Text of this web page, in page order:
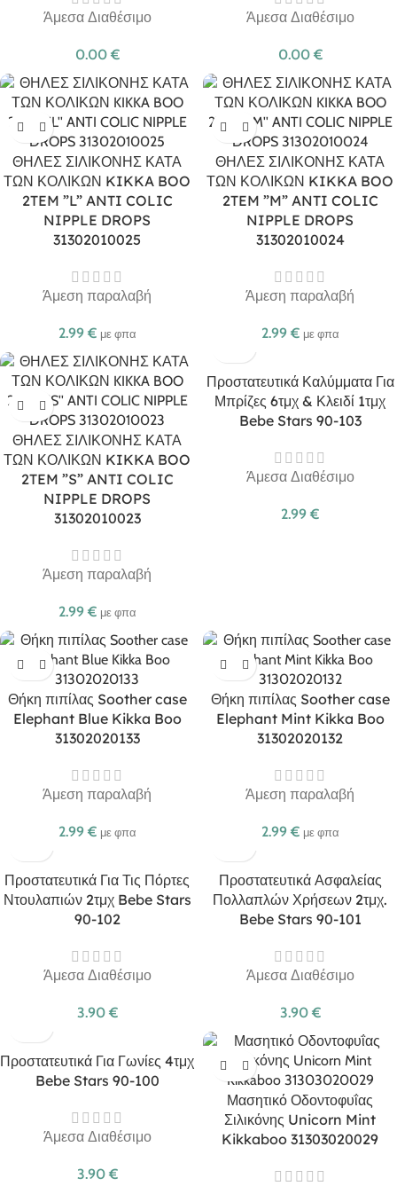
Άμεσα Διαθέσιμο
0.00 €
Άμεσα Διαθέσιμο
0.00 €
ΘΗΛΕΣ ΣΙΛΙΚΟΝΗΣ ΚΑΤΑ
ΤΩΝ ΚΟΛΙΚΩΝ KIKKA BOO
2TEM ”L” ANTI COLIC
NIPPLE DROPS
31302010025
Άμεση παραλαβή
2.99 € με φπα
ΘΗΛΕΣ ΣΙΛΙΚΟΝΗΣ ΚΑΤΑ
ΤΩΝ ΚΟΛΙΚΩΝ KIKKA BOO
2TEM ”M” ANTI COLIC
NIPPLE DROPS
31302010024
Άμεση παραλαβή
2.99 € με φπα
ΘΗΛΕΣ ΣΙΛΙΚΟΝΗΣ ΚΑΤΑ
ΤΩΝ ΚΟΛΙΚΩΝ KIKKA BOO
2TEM ”S” ANTI COLIC
NIPPLE DROPS
31302010023
Άμεση παραλαβή
2.99 € με φπα
Προστατευτικά Καλύμματα Για
Μπρίζες 6τμχ & Κλειδί 1τμχ
Bebe Stars 90-103
Άμεσα Διαθέσιμο
2.99 €
Θήκη πιπίλας Soother case
Elephant Blue Kikka Boo
31302020133
Άμεση παραλαβή
2.99 € με φπα
Θήκη πιπίλας Soother case
Elephant Mint Kikka Boo
31302020132
Άμεση παραλαβή
2.99 € με φπα
Προστατευτικά Για Τις Πόρτες
Ντουλαπιών 2τμχ Bebe Stars
90-102
Άμεσα Διαθέσιμο
3.90 €
Προστατευτικά Ασφαλείας
Πολλαπλών Χρήσεων 2τμχ.
Bebe Stars 90-101
Άμεσα Διαθέσιμο
3.90 €
Προστατευτικά Για Γωνίες 4τμχ
Bebe Stars 90-100
Άμεσα Διαθέσιμο
3.90 €
Μασητικό Οδοντοφυΐας
Σιλικόνης Unicorn Mint
Kikkaboo 31303020029